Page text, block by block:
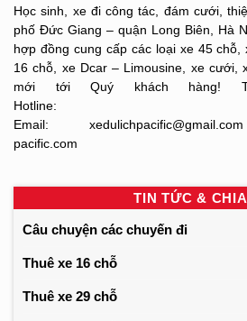
Học sinh, xe đi công tác, đám cưới,
phố Đức Giang – quận Long Biên, Hà
hợp đồng cung cấp các loại xe 45
16 chỗ, xe Dcar – Limousine, xe cưới,
mới tới Quý khách hàng!
Hotline:
Email:
pacific.com
TIN TỨC &
Câu chuyện các chuyến đi
Thuê xe 16 chỗ
Thuê xe 29 chỗ